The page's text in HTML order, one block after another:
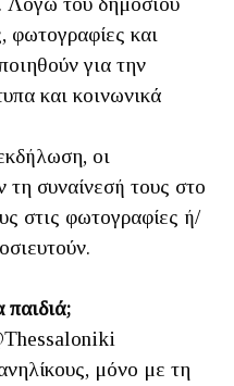
φωτογραφίες και
για την
και κοινωνικά
οι
τη συναίνεσή τους στο
στις φωτογραφίες ή/
παιδιά;
μόνο με τη